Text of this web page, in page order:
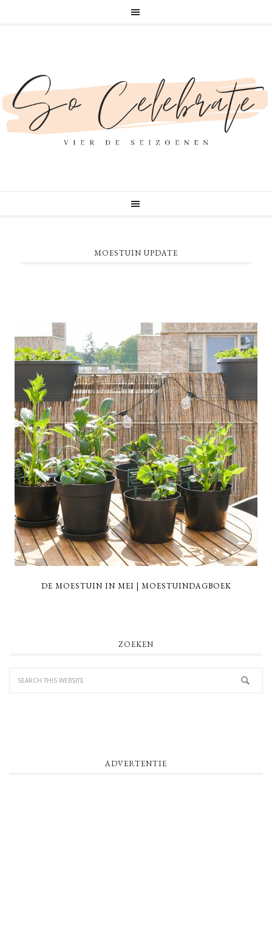
MOESTUIN UPDATE
DE MOESTUIN IN MEI | MOESTUINDAGBOEK
ZOEKEN
ADVERTENTIE